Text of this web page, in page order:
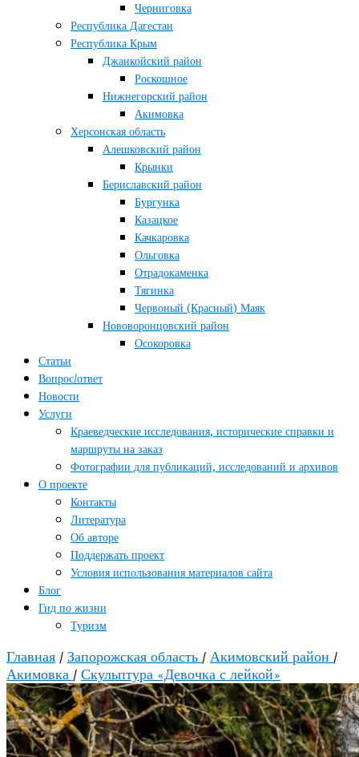
Черниговка
Республика Дагестан
Республика Крым
Джанкойский район
Роскошное
Нижнегорский район
Акимовка
Херсонская область
Алешковский район
Крынки
Бериславский район
Бургунка
Казацкое
Качкаровка
Ольговка
Отрадокаменка
Тягинка
Червоный (Красный) Маяк
Нововоронцовский район
Осокоровка
Статьи
Вопрос/ответ
Новости
Услуги
Краеведческие исследования, исторические справки и
маршруты на заказ
Фотографии для публикаций, исследований и архивов
О проекте
Контакты
Литература
Об авторе
Поддержать проект
Условия использования материалов сайта
Блог
Гид по жизни
Туризм
Главная / Запорожская область / Акимовский район /
Акимовка / Скульптура «Девочка с лейкой»